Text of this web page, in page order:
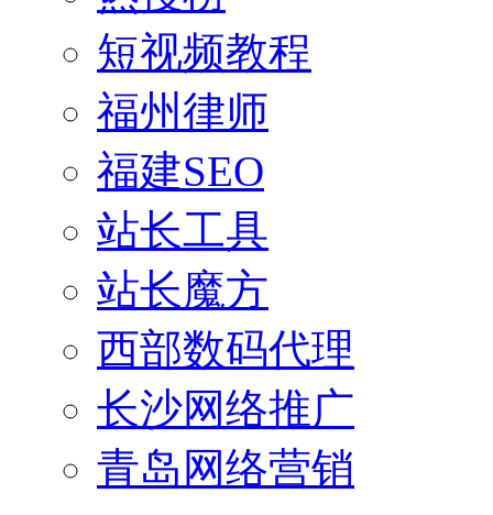
短视频教程
福州律师
福建SEO
站长工具
站长魔方
西部数码代理
长沙网络推广
青岛网络营销